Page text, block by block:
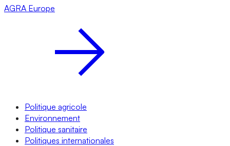
AGRA Europe
Politique agricole
Environnement
Politique sanitaire
Politiques internationales